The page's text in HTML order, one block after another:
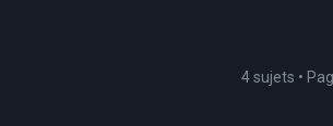
4 sujets •